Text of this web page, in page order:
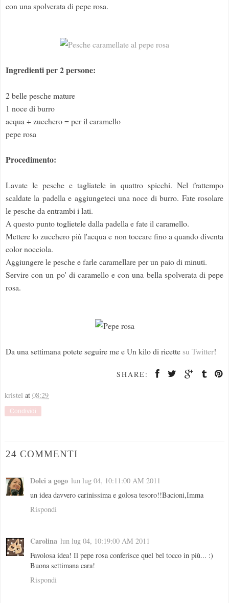
con una spolverata di pepe rosa.
Ingredienti per 2 persone:
2 belle pesche mature
1 noce di burro
acqua + zucchero = per il caramello
pepe rosa
Procedimento:
Lavate le pesche e tagliatele in quattro spicchi. Nel frattempo
scaldate la padella e aggiungeteci una noce di burro. Fate rosolare
le pesche da entrambi i lati.
A questo punto toglietele dalla padella e fate il caramello.
Mettere lo zucchero più l'acqua e non toccare fino a quando diventa
color nocciola.
Aggiungere le pesche e farle caramellare per un paio di minuti.
Servire con un po' di caramello e con una bella spolverata di pepe
rosa.
Da una settimana potete seguire me e Un kilo di ricette su Twitter!
SHARE:
kristel at 08:29
Condividi
24 COMMENTI
Dolci a gogo lun lug 04, 10:11:00 AM 2011
un idea davvero carinissima e golosa tesoro!!Bacioni,Imma
Rispondi
Carolina lun lug 04, 10:19:00 AM 2011
Favolosa idea! Il pepe rosa conferisce quel bel tocco in più... :)
Buona settimana cara!
Rispondi